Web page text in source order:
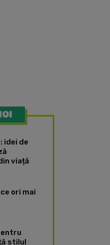
idei de
viață
ori mai
stilul